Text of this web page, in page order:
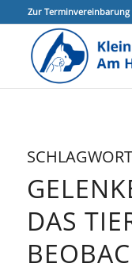
Zur Terminvereinbarung
DAS